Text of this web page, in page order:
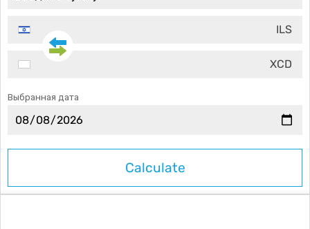
ILS
XCD
Выбранная дата